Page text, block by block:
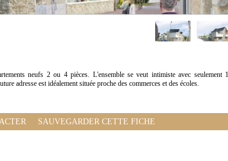
neufs 2 ou 4 pièces. L'ensemble se veut intimiste avec seulement
adresse est idéalement située proche des commerces et des écoles.
SAUVEGARDER CETTE FICHE